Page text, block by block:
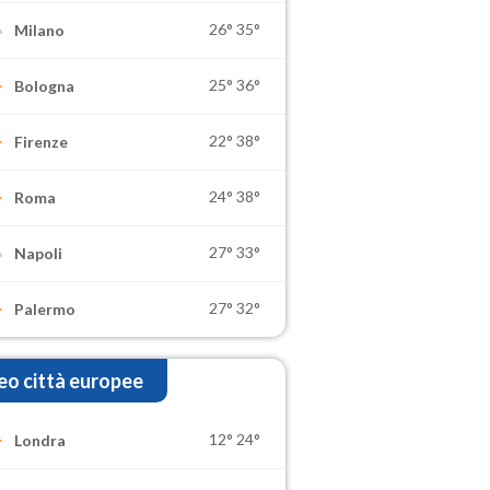
Milano 26° 35°
Bologna 25° 36°
Firenze 22° 38°
Roma 24° 38°
Napoli 27° 33°
Palermo 27° 32°
città europee
Londra 12° 24°